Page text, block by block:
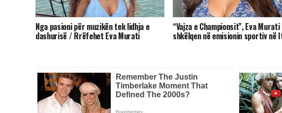
Nga pasioni për muzikën tek lidhja e
dashurisë / Rrëfehet Eva Murati
“Vajza e Championsit”, Eva Murati
shkëlqen në emisionin sportiv në